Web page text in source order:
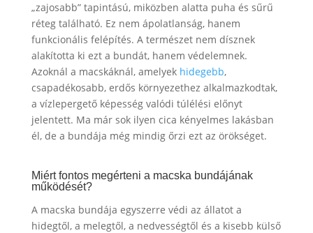
„zajosabb” tapintású, miközben alatta puha és sűrű
réteg található. Ez nem ápolatlanság, hanem
funkcionális felépítés. A természet nem dísznek
alakította ki ezt a bundát, hanem védelemnek.
Azoknál a macskáknál, amelyek hidegebb,
csapadékosabb, erdős környezethez alkalmazkodtak,
a vízlepergető képesség valódi túlélési előnyt
jelentett. Ma már sok ilyen cica kényelmes lakásban
él, de a bundája még mindig őrzi ezt az örökséget.
Miért fontos megérteni a macska bundájának
működését?
A macska bundája egyszerre védi az állatot a
hidegtől, a melegtől, a nedvességtől és a kisebb külső